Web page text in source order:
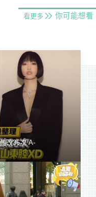
看更多 你可能想看
改36次 A-